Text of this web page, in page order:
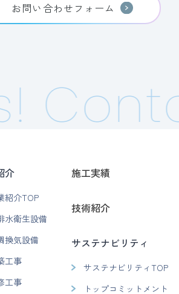
お問い合わせフォーム
介
紹介TOP
水衛生設備
換気設備
工事
工事
施工実績
技術紹介
サステナビリティ
サステナビリティTOP
トップコミットメント